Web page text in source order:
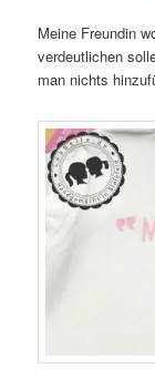
Meine Freundin
verdeutlichen
man nichts